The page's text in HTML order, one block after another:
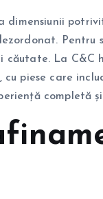
Pentru
căutate. La C&C
cu piese care
completă